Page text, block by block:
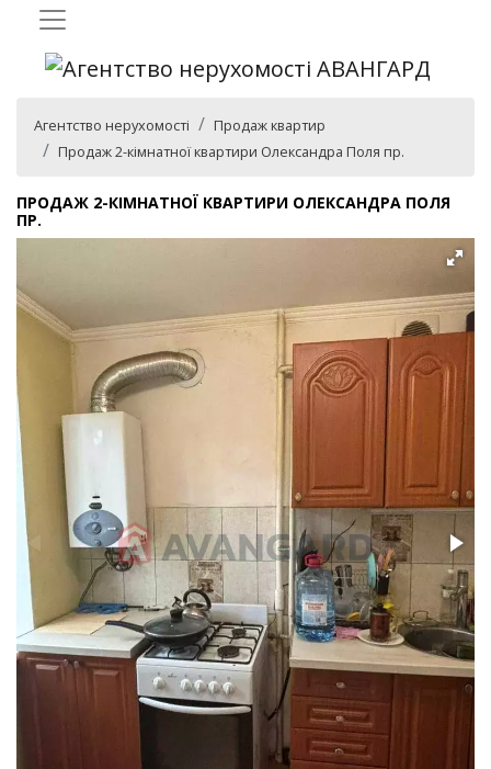
Агентство нерухомості
Продаж квартир
Продаж 2-кімнатної квартири Олександра Поля пр.
ПРОДАЖ 2-КІМНАТНОЇ КВАРТИРИ ОЛЕКСАНДРА ПОЛЯ
ПР.